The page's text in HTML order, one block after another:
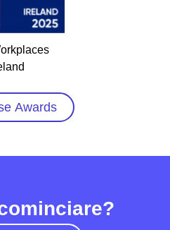
Awards